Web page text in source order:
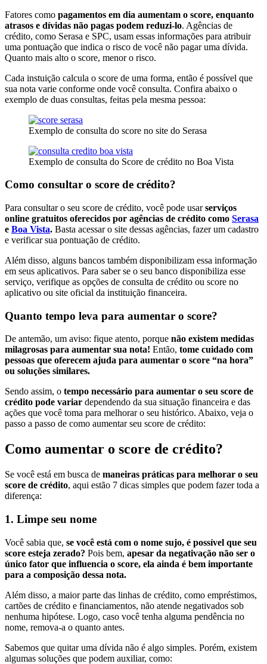
Fatores como pagamentos em dia aumentam o score, enquanto
atrasos e dívidas não pagas podem reduzi-lo. Agências de
crédito, como Serasa e SPC, usam essas informações para atribuir
uma pontuação que indica o risco de você não pagar uma dívida.
Quanto mais alto o score, menor o risco.
Cada instuição calcula o score de uma forma, então é possível que
sua nota varie conforme onde você consulta. Confira abaixo o
exemplo de duas consultas, feitas pela mesma pessoa:
Exemplo de consulta do score no site do Serasa
Exemplo de consulta do Score de crédito no Boa Vista
Como consultar o score de crédito?
Para consultar o seu score de crédito, você pode usarserviços
online gratuitos oferecidos por agências de crédito como Serasa
e Boa Vista. Basta acessar o site dessas agências, fazer um cadastro
e verificar sua pontuação de crédito.
Além disso, alguns bancos também disponibilizam essa informação
em seus aplicativos. Para saber se o seu banco disponibiliza esse
serviço, verifique as opções de consulta de crédito ou score no
aplicativo ou site oficial da instituição financeira.
Quanto tempo leva para aumentar o score?
De antemão, um aviso: fique atento, porque não existem medidas
milagrosas para aumentar sua nota! Então, tome cuidado com
pessoas que oferecem ajuda para aumentar o score “na hora”
ou soluções similares.
Sendo assim, o tempo necessário para aumentar o seu score de
crédito pode variar dependendo da sua situação financeira e das
ações que você toma para melhorar o seu histórico. Abaixo, veja o
passo a passo de como aumentar seu score de crédito:
Como aumentar o score de crédito?
Se você está em busca de maneiras práticas para melhorar o seu
score de crédito, aqui estão 7 dicas simples que podem fazer toda a
diferença:
1. Limpe seu nome
Você sabia que, se você está com o nome sujo, é possível que seu
score esteja zerado? Pois bem, apesar da negativação não ser o
único fator que influencia o score, ela ainda é bem importante
para a composição dessa nota.
Além disso, a maior parte das linhas de crédito, como empréstimos,
cartões de crédito e financiamentos, não atende negativados sob
nenhuma hipótese. Logo, caso você tenha alguma pendência no
nome, remova-a o quanto antes.
Sabemos que quitar uma dívida não é algo simples. Porém, existem
algumas soluções que podem auxiliar, como: